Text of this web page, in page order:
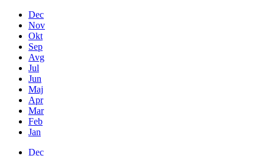
Dec
Nov
Okt
Sep
Avg
Jul
Jun
Maj
Apr
Mar
Feb
Jan
Dec